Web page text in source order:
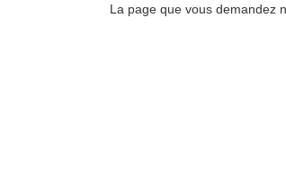
La page que vous demandez